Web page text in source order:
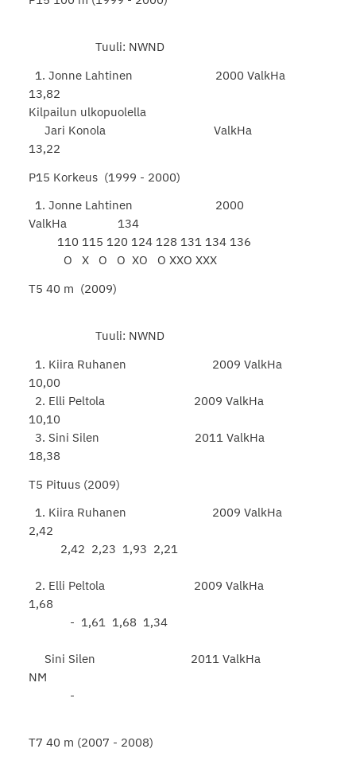
Tuuli: NWND
1. Jonne Lahtinen 2000 ValkHa
13,82
Kilpailun ulkopuolella
Jari Konola ValkHa
13,22
P15 Korkeus (1999 - 2000)
1. Jonne Lahtinen 2000
ValkHa 134
110 115 120 124 128 131 134 136
O X O O XO O XXO XXX
T5 40 m (2009)
Tuuli: NWND
1. Kiira Ruhanen 2009 ValkHa
10,00
2. Elli Peltola 2009 ValkHa
10,10
3. Sini Silen 2011 ValkHa
18,38
T5 Pituus (2009)
1. Kiira Ruhanen 2009 ValkHa
2,42
2,42 2,23 1,93 2,21
2. Elli Peltola 2009 ValkHa
1,68
- 1,61 1,68 1,34
Sini Silen 2011 ValkHa
NM
-
T7 40 m (2007 - 2008)